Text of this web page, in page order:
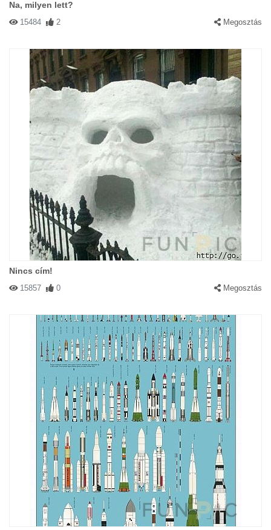
Na, milyen lett?
15484 2 Megosztás
Nincs cím!
15857 0 Megosztás